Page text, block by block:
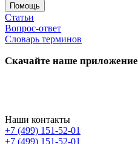
Помощь
Статьи
Вопрос-ответ
Словарь терминов
Скачайте наше приложение
Наши контакты
+7 (499) 151-52-01
+7 (499) 151-52-01